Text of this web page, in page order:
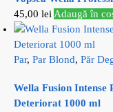
45,00 lei Adaugă în
Par, Par Blond, Păr
Wella Fusion Intense
Deteriorat 1000 ml